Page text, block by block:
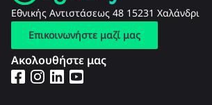
Εθνικής Αντιστάσεως 48 15231 Χαλάνδρι
Επικοινωνήστε μαζί μας
Ακολουθήστε μας